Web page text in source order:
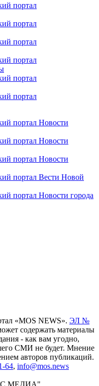
портал
портал
портал
портал
портал
портал
портал Новости
портал Новости
портал Новости
портал Вести Новой
портал Новости города
«MOS NEWS». ЭЛ №
содержать материалы
- как вам угодно,
СМИ не будет. Мнение
авторов публикаций.
64, info@mos.news